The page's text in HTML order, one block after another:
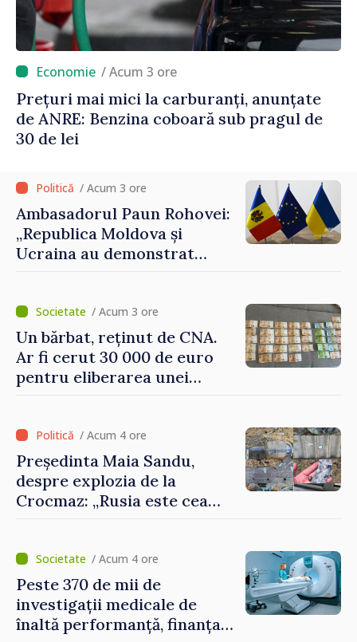
/ Acum 3 ore
Prețuri mai mici la carburanți, anunțate
de ANRE: Benzina coboară sub pragul de
30 de lei
/ Acum 3 ore
Ambasadorul Paun Rohovei:
„Republica Moldova și
Ucraina au demonstrat
europeană”/ Acum 3 ore
Un bărbat, reținut de CNA.
Ar fi cerut 30 000 de euro
pentru eliberarea unei
/ Acum 4 ore
Președinta Maia Sandu,
despre explozia de la
Crocmaz: „Rusia este cea
poartă întreaga vină pentru
pericolul adus la casele
oamenilor noștri”
/ Acum 4 ore
Peste 370 de mii de
investigații medicale de
înaltă performanță, finanțate